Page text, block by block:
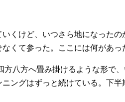
くけど、いつさら地になった
くて参った。ここには何があっ
方八方へ畳み掛けるような形で
ングはずっと続けている。下